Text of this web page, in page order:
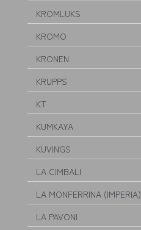
KROMLUKS
KROMO
KRONEN
KRUPPS
KT
KUMKAYA
KUVINGS
LA CIMBALI
LA MONFERRINA (IMPERIA)
LA PAVONI